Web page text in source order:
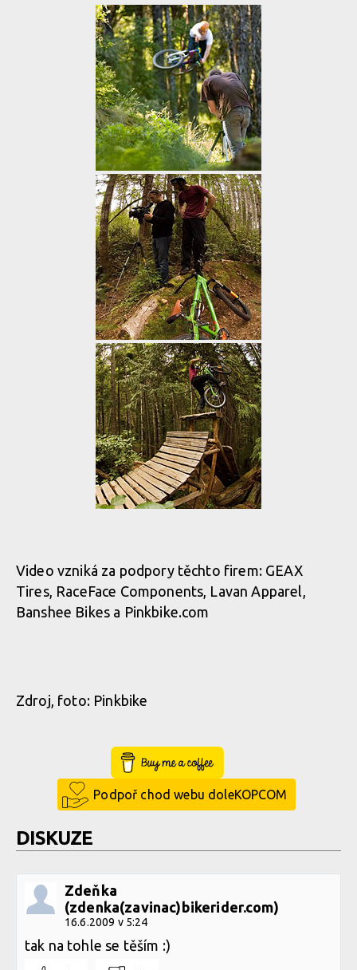
Video vzniká za podpory těchto firem: GEAX
Tires, RaceFace Components, Lavan Apparel,
Banshee Bikes a Pinkbike.com
Zdroj, foto: Pinkbike
Buy Me a Coffee
Podpoř chod webu doleKOPCOM
DISKUZE
Zdeňka
(zdenka(zavinac)bikerider.com)
16.6.2009 v 5:24
tak na tohle se těším :)